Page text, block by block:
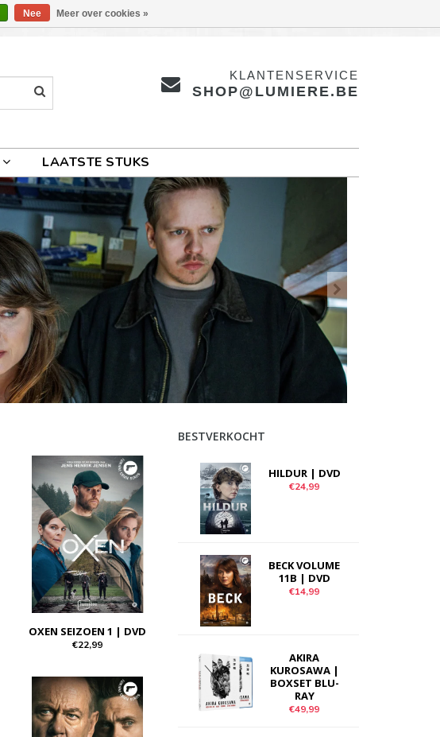
KLANTENSERVICE
SHOP@LUMIERE.BE
LAATSTE STUKS
OXEN SEIZOEN 1 | DVD
€22,99
BESTVERKOCHT
HILDUR | DVD
€24,99
BECK VOLUME
11B | DVD
€14,99
AKIRA
KUROSAWA |
BOXSET BLU-
RAY
€49,99
Nee Meer over cookies »